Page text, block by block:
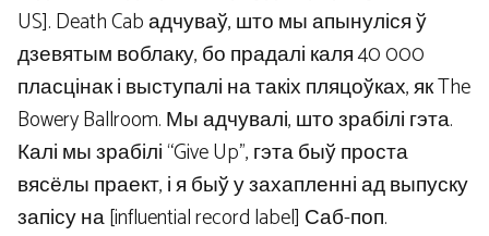
US]. Death Cab адчуваў, што мы апынуліся ў
дзевятым воблаку, бо прадалі каля 40 000
пласцінак і выступалі на такіх пляцоўках, як The
Bowery Ballroom. Мы адчувалі, што зрабілі гэта.
Калі мы зрабілі “Give Up”, гэта быў проста
вясёлы праект, і я быў у захапленні ад выпуску
запісу на [influential record label] Саб-поп.